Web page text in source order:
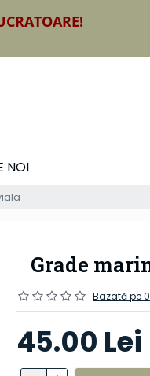
NOI
Grade
Bazată pe
45.00 Lei